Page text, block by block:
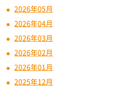
2026年05月
2026年04月
2026年03月
2026年02月
2026年01月
2025年12月